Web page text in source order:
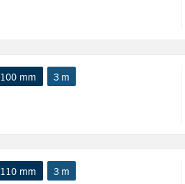
100 mm 3 m
110 mm 3 m